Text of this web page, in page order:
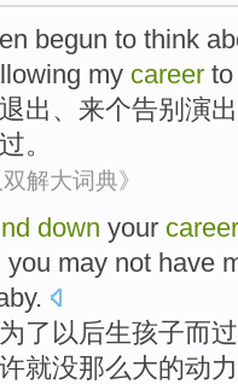
begun to think
my career
退出 、来个告别 演
过。
解大词典》
down your career
you may not have
.
为了 以后生孩子而
就没那么大的动力